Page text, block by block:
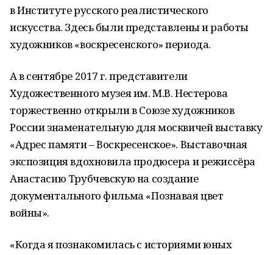
в Институте русского реалистического
искусства. Здесь были представлены и работы
художников «воскресенского» периода.
А в сентябре 2017 г. представители
Художественного музея им. М.В. Нестерова
торжественно открыли в Союзе художников
России знаменательную для москвичей выставку
«Адрес памяти – Воскресенское». Выставочная
экспозиция вдохновила продюсера и режиссёра
Анастасию Трубчевскую на создание
документального фильма «Познавая цвет
войны».
«Когда я познакомилась с историями юных